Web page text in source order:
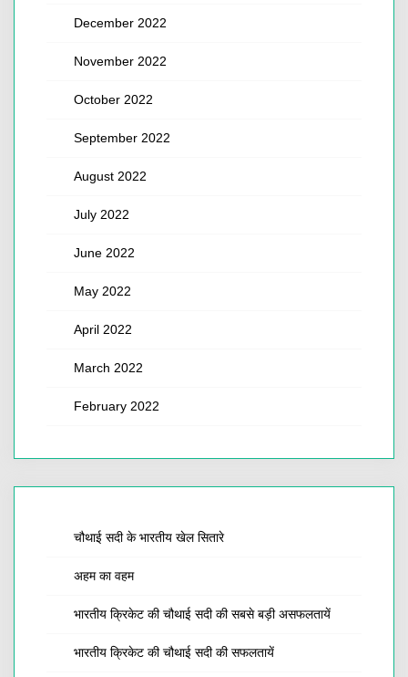
December 2022
November 2022
October 2022
September 2022
August 2022
July 2022
June 2022
May 2022
April 2022
March 2022
February 2022
चौथाई सदी के भारतीय खेल सितारे
अहम का वहम
भारतीय क्रिकेट की चौथाई सदी की सबसे बड़ी असफलतायें
भारतीय क्रिकेट की चौथाई सदी की सफलतायें